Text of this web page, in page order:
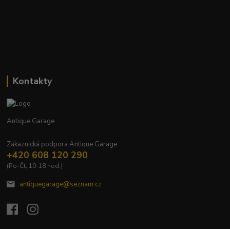
Kontakty
Antique Garage
Zákaznická podpora Antique Garage
+420 608 120 290
(Po-Čt, 10-18 hod.)
antiquegarage@seznam.cz